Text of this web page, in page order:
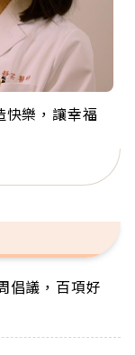
快樂，讓幸福
「台灣是我
蛋黃哥小
後才開始真
長羽球選
琴還登上小
倡議，百項好